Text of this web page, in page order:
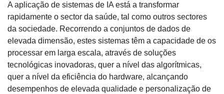
A aplicação de sistemas de IA está a transformar
rapidamente o sector da saúde, tal como outros sectores
da sociedade. Recorrendo a conjuntos de dados de
elevada dimensão, estes sistemas têm a capacidade de os
processar em larga escala, através de soluções
tecnológicas inovadoras, quer a nível das algorítmicas,
quer a nível da eficiência do hardware, alcançando
desempenhos de elevada qualidade e personalização de